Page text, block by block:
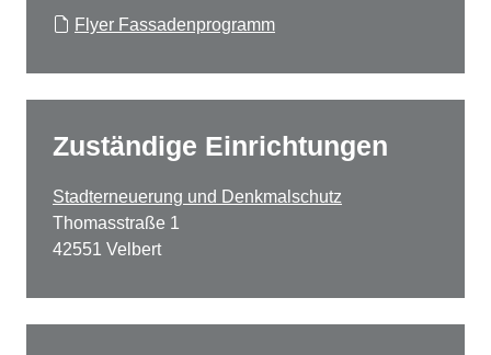
Flyer Fassadenprogramm
Zuständige Einrichtungen
Stadterneuerung und Denkmalschutz
Thomasstraße 1
42551 Velbert